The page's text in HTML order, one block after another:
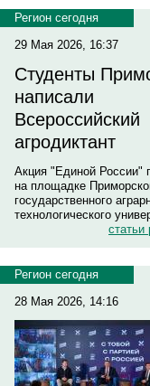
Регион сегодня
29 Мая 2026, 16:37
Студенты
написали
Всероссийский
агродиктант
Акция "Единой России"
на площадке
государственного
технологического
статьи
Регион сегодня
28 Мая 2026, 14:16